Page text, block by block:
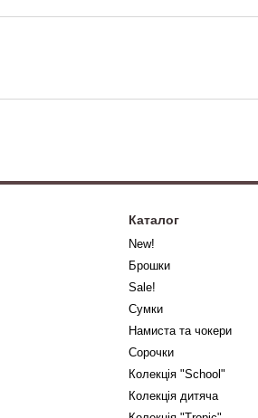
Каталог
New!
Брошки
Sale!
Сумки
Намиста та чокери
Сорочки
Колекція "School"
Колекція дитяча